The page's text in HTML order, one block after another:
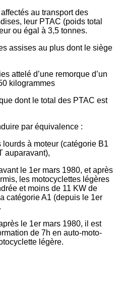
au transport des
leur PTAC (poids total
ou égal à 3,5 tonnes.
assises au plus dont le siège
attelé d’une remorque d’un
kilogrammes
dont le total des PTAC est
par équivalence :
à moteur (catégorie B1
auparavant),
le 1er mars 1980, et après
les motocyclettes légères
et moins de 11 KW de
catégorie A1 (depuis le 1er
le 1er mars 1980, il est
de 7h en auto-moto-
légère.